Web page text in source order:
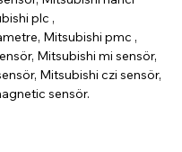
plc ,
Mitsubishi pmc ,
Mitsubishi mi sensör,
Mitsubishi czi sensör,
sensör.